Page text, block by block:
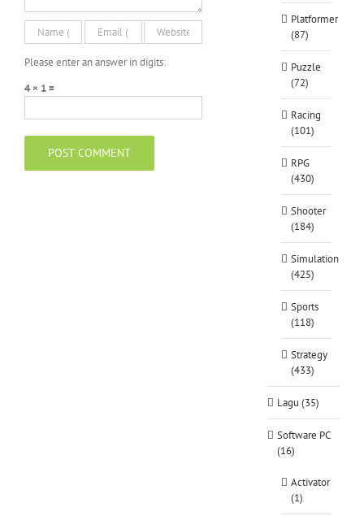
Please enter an answer in digits:
4 × 1 =
Platformer
(87)
Puzzle
(72)
Racing
(101)
RPG
(430)
Shooter
(184)
Simulation
(425)
Sports
(118)
Strategy
(433)
Lagu (35)
Software PC
(16)
Activator
(1)